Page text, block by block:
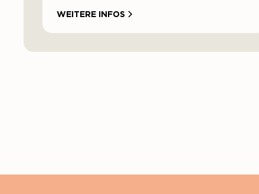
WEITERE INFOS